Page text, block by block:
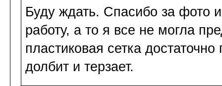
Буду ждать. Спасибо за фото
работу, а то я все не могла
пластиковая сетка
долбит и терзает.